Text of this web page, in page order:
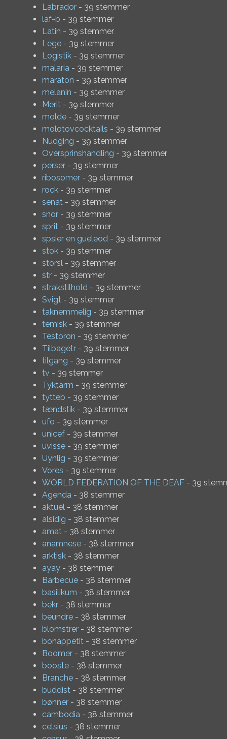
Labrador - 39 stemmer
laf-b - 39 stemmer
Latin - 39 stemmer
Lege - 39 stemmer
Logistik - 39 stemmer
malaria - 39 stemmer
maraton - 39 stemmer
melanin - 39 stemmer
Merit - 39 stemmer
molde - 39 stemmer
molotovcocktails - 39 stemmer
Nudging - 39 stemmer
Oversprinshandling - 39 stemmer
perser - 39 stemmer
ribosomer - 39 stemmer
rock - 39 stemmer
senat - 39 stemmer
snor - 39 stemmer
sprit - 39 stemmer
spsier en gueleod - 39 stemmer
stok - 39 stemmer
storsl - 39 stemmer
str - 39 stemmer
strakstilhold - 39 stemmer
Svigt - 39 stemmer
taknemmelig - 39 stemmer
temisk - 39 stemmer
Testoron - 39 stemmer
Tilbagetr - 39 stemmer
tilgang - 39 stemmer
tv - 39 stemmer
Tyktarm - 39 stemmer
tytteb - 39 stemmer
tændstik - 39 stemmer
ufo - 39 stemmer
unicef - 39 stemmer
uvisse - 39 stemmer
Uynlig - 39 stemmer
Vores - 39 stemmer
WORLD FEDERATION OF THE DEAF - 39
Agenda - 38 stemmer
aktuel - 38 stemmer
alsidig - 38 stemmer
amat - 38 stemmer
anamnese - 38 stemmer
arktisk - 38 stemmer
ayay - 38 stemmer
Barbecue - 38 stemmer
basilikum - 38 stemmer
bekr - 38 stemmer
beundre - 38 stemmer
blomstrer - 38 stemmer
bonappetit - 38 stemmer
Boomer - 38 stemmer
booste - 38 stemmer
Branche - 38 stemmer
buddist - 38 stemmer
bønner - 38 stemmer
cambodia - 38 stemmer
celsius - 38 stemmer